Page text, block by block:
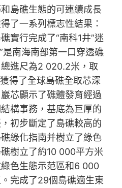
島礁生態的可連續成長
了一系列標志性結果：
實行完成了“南科1井”迷
是南海南部第一口穿透礁
進尺為2 020.2米，取
得了全球島礁全取芯深
芯顯示了礁體發育經過
構事務，基底為巨厚的
初步斷定了島礁較高的
綠化指南并樹立了綠色
樹立了約10 000平方米
色生態示范區和6 000
完成了29個島礁適生東